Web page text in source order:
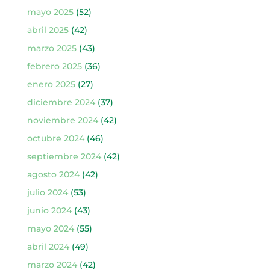
mayo 2025(52)
abril 2025(42)
marzo 2025(43)
febrero 2025(36)
enero 2025(27)
diciembre 2024(37)
noviembre 2024(42)
octubre 2024(46)
septiembre 2024(42)
agosto 2024(42)
julio 2024(53)
junio 2024(43)
mayo 2024(55)
abril 2024(49)
marzo 2024(42)